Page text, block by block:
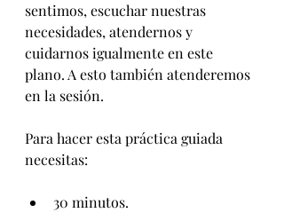
sentimos, escuchar nuestras
necesidades, atendernos y
cuidarnos igualmente en este
plano. A esto también atenderemos
en la sesión.
Para hacer esta práctica guiada
necesitas:
30 minutos.